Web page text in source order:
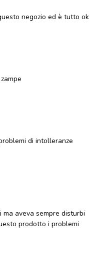
negozio ed è tutto ok
di intolleranze
aveva sempre disturbi
prodotto i problemi